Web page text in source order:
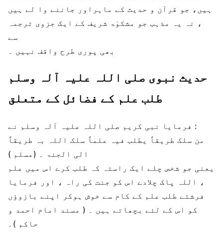
ہیں، جو قرآن و حدیث کے ماہراور جاننے وا لے ہیں
، نہ یہ مذہب جو مشکوٰۃ شریف کے ایک جزوی ترجمہ
بھی پوری طرح واقف نہیں ۔
حدیث نبوی صلی اللہ علیہ آلہ وسلم
طلب علم کے فضائل کے متعلق
فرمایا نبی کریم صلی اللہ علیہ آلہ وسلم نے :
من سلک طریقاً یطلب فیہ علماً سلک اللہ بہ طریقاً
الی الجنۃ ۔ (مسلم )
یعنی جو شخص چلے ایک راستہ کہ طلب کرے اس میں علم
، اللہ پاک چلادے اس کو جنت کی راہ ، اور فرمایا
فرشتے طلب علم کے کام سے خوش ہوکر اپنے بازوؤں
کو اس کے لئے بچھاتے ہیں ۔ ( مسند امام احمد و
حاکم )۔